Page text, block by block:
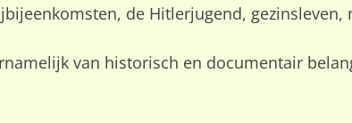
de Hitlerjugend,
van historisch en documentair